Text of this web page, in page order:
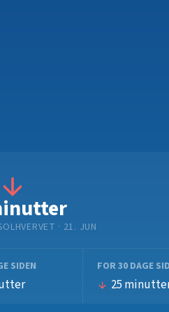
· 21. JUN
SIDEN FOR 30 DAGE
25